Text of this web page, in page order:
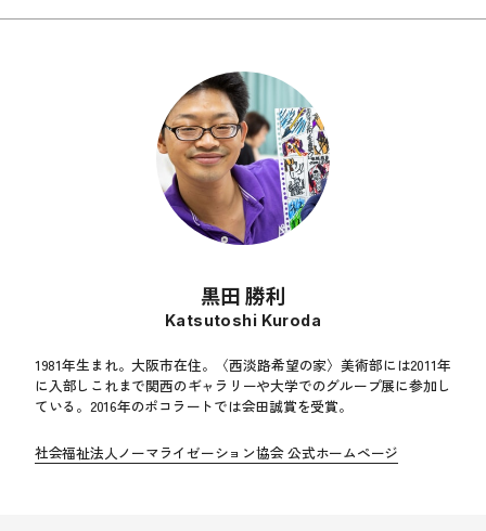
黒田 勝利
Katsutoshi Kuroda
1981年生まれ。大阪市在住。〈西淡路希望の家〉美術部には2011年
に入部しこれまで関西のギャラリーや大学でのグループ展に参加し
ている。2016年のポコラートでは会田誠賞を受賞。
社会福祉法人ノーマライゼーション協会 公式ホームページ